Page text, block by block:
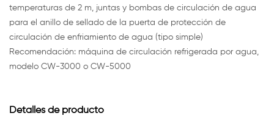
temperaturas de 2 m, juntas y bombas de circulación de agua
para el anillo de sellado de la puerta de protección de
circulación de enfriamiento de agua (tipo simple)
Recomendación: máquina de circulación refrigerada por agua,
modelo CW-3000 o CW-5000
Detalles de producto